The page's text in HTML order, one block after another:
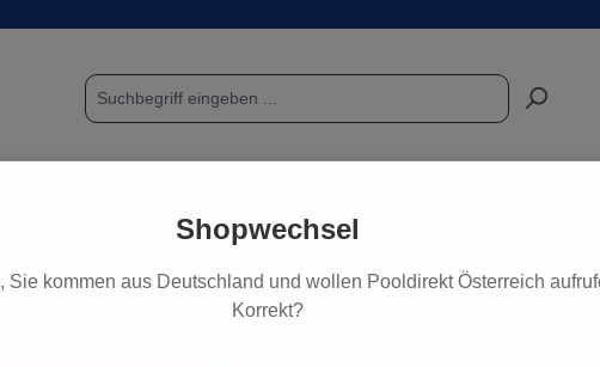
Shopwechsel
Sie kommen aus Deutschland und wollen Pooldirekt Österreich
Korrekt?
PFLEGE-